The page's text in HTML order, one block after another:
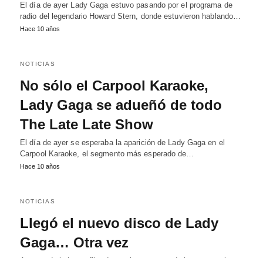
El día de ayer Lady Gaga estuvo pasando por el programa de
radio del legendario Howard Stern, donde estuvieron hablando…
Hace 10 años
NOTICIAS
No sólo el Carpool Karaoke,
Lady Gaga se adueñó de todo
The Late Late Show
El día de ayer se esperaba la aparición de Lady Gaga en el
Carpool Karaoke, el segmento más esperado de…
Hace 10 años
NOTICIAS
Llegó el nuevo disco de Lady
Gaga… Otra vez